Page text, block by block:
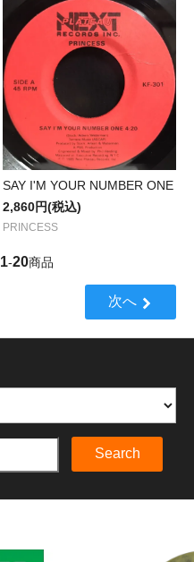
SAY I'M YOUR NUMBER ONE
2,860円(税込)
PRINCESS
1-20商品
次へ
Search